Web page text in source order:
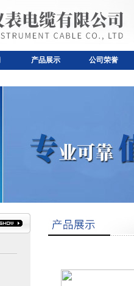
产品展示 公司荣誉